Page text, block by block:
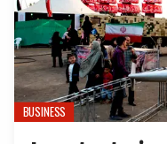
BUSINESS